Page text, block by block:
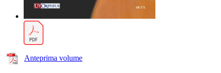
Anteprima volume